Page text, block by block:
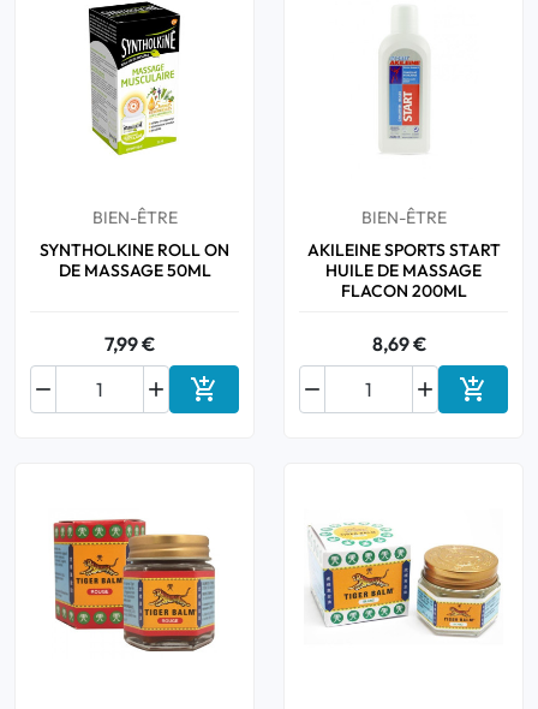
Bucco-dentaire
Anti-Poux
BIEN-ÊTRE
SYNTHOLKINE ROLL ON
DE MASSAGE 50ML
7,99 €

 Ajouter au panier
BIEN-ÊTRE
AKILEINE SPORTS START
HUILE DE MASSAGE
FLACON 200ML
8,69 €

 